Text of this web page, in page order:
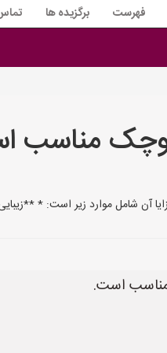
فهرست برگزیده ها
کوچک مناسب
مزایا آن شامل موارد زیر است:
مناسب است.